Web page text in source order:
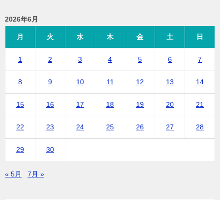
2026年6月
月 火 水 木 金 土 日
1 2 3 4 5 6 7
8 9 10 11 12 13 14
15 16 17 18 19 20 21
22 23 24 25 26 27 28
29 30
« 5月 7月 »